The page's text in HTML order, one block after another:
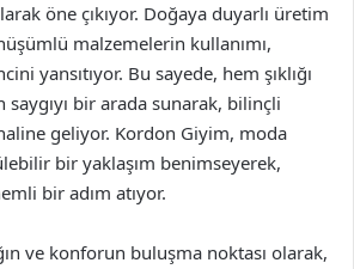
öne çıkıyor. Doğaya duyarlı üretim
malzemelerin kullanımı,
yansıtıyor. Bu sayede, hem şıklığı
bir arada sunarak, bilinçli
geliyor. Kordon Giyim, moda
bir yaklaşım benimseyerek,
bir adım atıyor.
ve konforun buluşma noktası olarak,